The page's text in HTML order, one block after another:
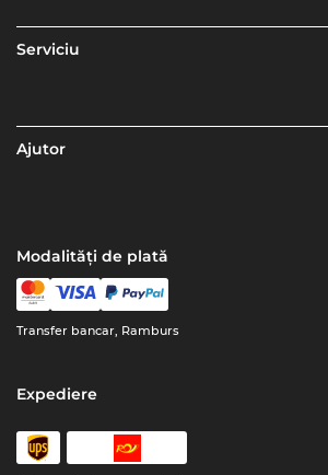
Serviciu
Ajutor
Modalități de plată
Transfer bancar, Ramburs
Expediere